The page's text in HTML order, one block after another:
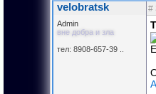
velobratsk #
Admin
вне добра и зла
тел: 8908-657-39 ..